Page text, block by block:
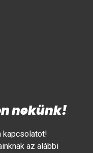
nekünk!
kapcsolatot!
az alábbi